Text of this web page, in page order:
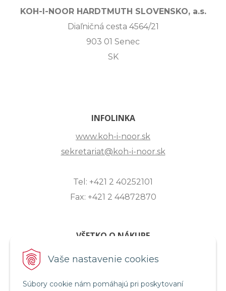
Vaše nastavenie cookies
Súbory cookie nám pomáhajú pri poskytovaní
KOH-I-NOOR HARDTMUTH SLOVENSKO, a.s.
Diaľničná cesta 4564/21
903 01 Senec
SK
INFOLINKA
www.koh-i-noor.sk
sekretariat@koh-i-noor.sk
Tel: +421 2 40252101
Fax: +421 2 44872870
VŠETKO O NÁKUPE
ZASLANIE OTÁZKY
OBCHODNÉ PODMIENKY